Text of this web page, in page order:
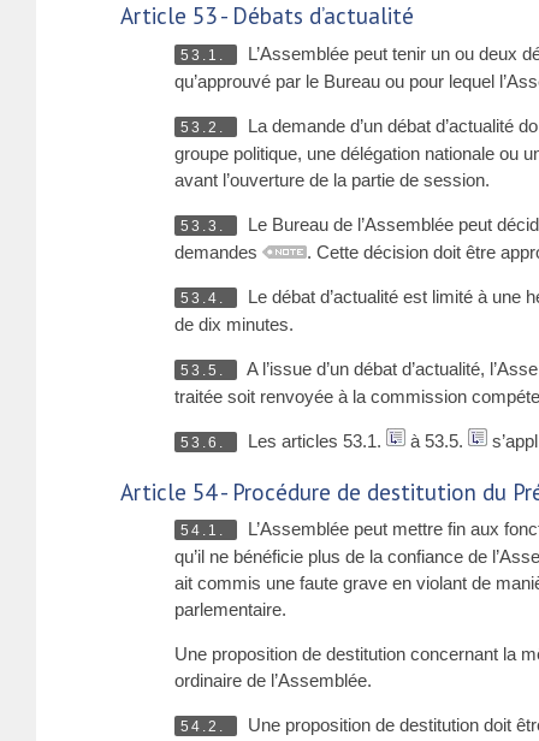
Article 53 - Débats d’actualité
53.1.
L’Assemblée peut tenir un ou deux
qu’approuvé par le Bureau ou pour lequel
53.2.
La demande d’un débat d’actualité
groupe politique, une délégation nationale ou
avant l’ouverture de la partie de session.
53.3.
Le Bureau de l’Assemblée peut
demandes
. Cette décision doit être
53.4.
Le débat d’actualité est limité à une
de dix minutes.
53.5.
A l’issue d’un débat d’actualité,
traitée soit renvoyée à la commission
53.6. Les articles 53.1. à 53.5.
Article 54 - Procédure de destitution du
54.1.
L’Assemblée peut mettre fin aux
qu’il ne bénéficie plus de la confiance de
ait commis une faute grave en violant de
parlementaire.
Une proposition de destitution concernant la
ordinaire de l’Assemblée.
54.2.
Une proposition de destitution doit